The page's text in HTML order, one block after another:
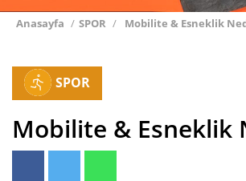
Anasayfa / SPOR / Mobilite & Esneklik
SPOR
Mobilite & Esneklik